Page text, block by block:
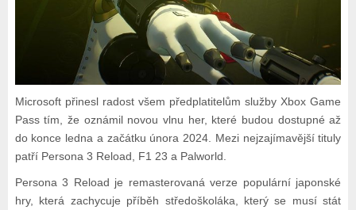
Microsoft přinesl radost všem předplatitelům služby Xbox Game
Pass tím, že oznámil novou vlnu her, které budou dostupné až
do konce ledna a začátku února 2024. Mezi nejzajímavější tituly
patří Persona 3 Reload, F1 23 a Palworld.
Persona 3 Reload je remasterovaná verze populární japonské
hry, která zachycuje příběh středoškoláka, který se musí stát